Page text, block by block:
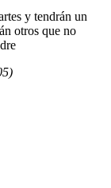
y tendrán un
otros que no